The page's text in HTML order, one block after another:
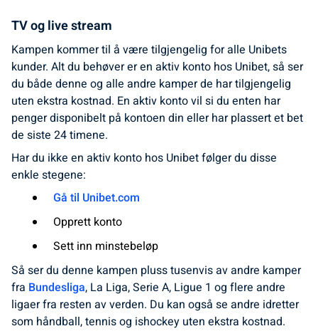
TV og live stream
Kampen kommer til å være tilgjengelig for alle Unibets
kunder. Alt du behøver er en aktiv konto hos Unibet, så ser
du både denne og alle andre kamper de har tilgjengelig
uten ekstra kostnad. En aktiv konto vil si du enten har
penger disponibelt på kontoen din eller har plassert et bet
de siste 24 timene.
Har du ikke en aktiv konto hos Unibet følger du disse
enkle stegene:
Gå til Unibet.com
Opprett konto
Sett inn minstebeløp
Så ser du denne kampen pluss tusenvis av andre kamper
fra Bundesliga, La Liga, Serie A, Ligue 1 og flere andre
ligaer fra resten av verden. Du kan også se andre idretter
som håndball, tennis og ishockey uten ekstra kostnad.